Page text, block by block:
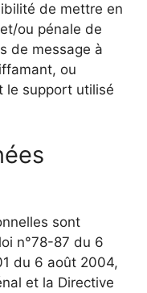
de mettre en
ou pénale de
de message à
ou
le support utilisé
sont
n°78-87 du 6
du 6 août 2004,
et la Directive